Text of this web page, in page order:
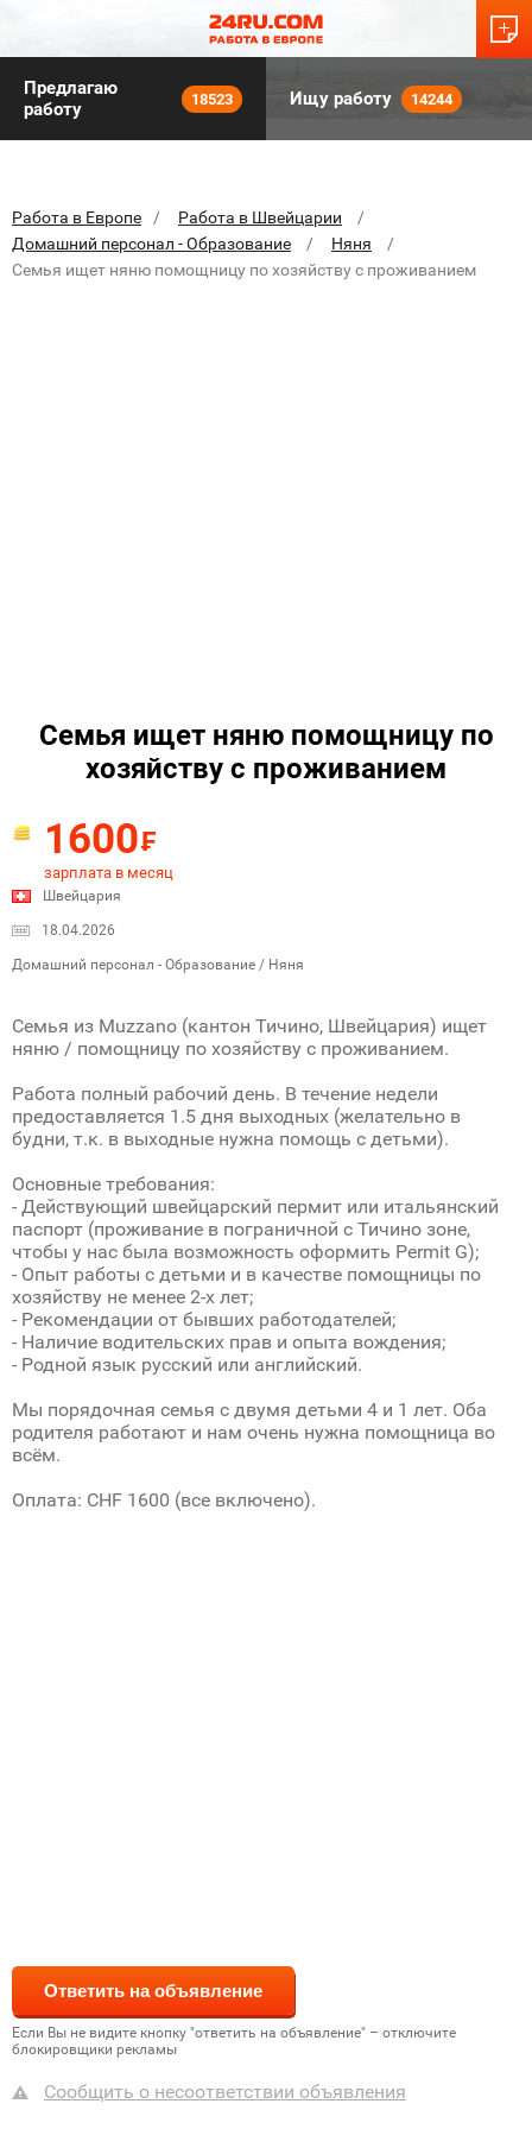
Предлагаю
работу
18523 Ищу работу 14244
Работа в Европе
Работа в Швейцарии
Домашний персонал - Образование
Няня
Семья ищет няню помощницу по хозяйству с проживанием
Семья ищет няню помощницу по
хозяйству с проживанием
1600₣
зарплата в месяц
Швейцария
18.04.2026
Домашний персонал - Образование / Няня
Семья из Muzzano (кантон Тичино, Швейцария) ищет
няню / помощницу по хозяйству с проживанием.
Работа полный рабочий день. В течение недели
предоставляется 1.5 дня выходных (желательно в
будни, т.к. в выходные нужна помощь с детьми).
Основные требования:
- Действующий швейцарский пермит или итальянский
паспорт (проживание в пограничной с Тичино зоне,
чтобы у нас была возможность оформить Permit G);
- Опыт работы с детьми и в качестве помощницы по
хозяйству не менее 2-х лет;
- Рекомендации от бывших работодателей;
- Наличие водительских прав и опыта вождения;
- Родной язык русский или английский.
Мы порядочная семья с двумя детьми 4 и 1 лет. Оба
родителя работают и нам очень нужна помощница во
всём.
Оплата: CHF 1600 (все включено).
Если Вы не видите кнопку "ответить на объявление" – отключите
блокировщики рекламы
Сообщить о несоответствии объявления